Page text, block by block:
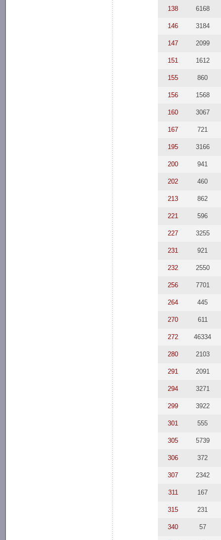
138 6168
146 3184
147 2099
151 1612
155 860
156 1568
160 3067
167 721
195 3166
200 941
202 460
213 862
221 596
227 3255
231 921
232 2550
256 7701
264 445
270 611
272 46334
280 2103
291 2091
294 3271
299 3922
301 555
305 5739
306 372
307 2342
311 167
315 231
340 57